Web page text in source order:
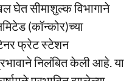
घेत सीमाशुल्क विभागाने
(कॉन्कोर)च्या
फ्रेट स्टेशन
निलंबित केली आहे. या